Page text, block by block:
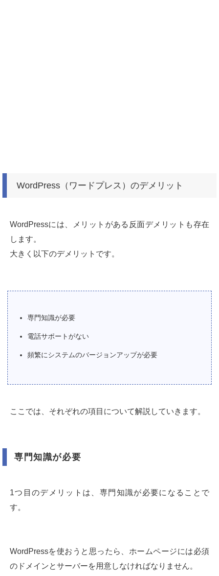
WordPress（ワードプレス）のデメリット
WordPressには、メリットがある反面デメリットも存在
します。
大きく以下のデメリットです。
専門知識が必要
電話サポートがない
頻繁にシステムのバージョンアップが必要
ここでは、それぞれの項目について解説していきます。
専門知識が必要
1つ目のデメリットは、専門知識が必要になることで
す。
WordPressを使おうと思ったら、ホームページには必須
のドメインとサーバーを用意しなければなりません。